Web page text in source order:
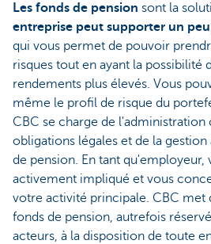
Les fonds de pension sont la
entreprise peut supporter un
qui vous permet de pouvoir
risques tout en ayant la possibilité
rendements plus élevés. Vous
même le profil de risque du
CBC se charge de l'administration
obligations légales et de la
de pension. En tant qu'employeur,
activement impliqué et vous
votre activité principale. CBC met
fonds de pension, autrefois
acteurs, à la disposition de toute